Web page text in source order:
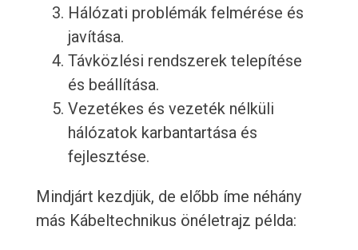
Hálózati problémák felmérése és
javítása.
Távközlési rendszerek telepítése
és beállítása.
Vezetékes és vezeték nélküli
hálózatok karbantartása és
fejlesztése.
Mindjárt kezdjük, de előbb íme néhány
más Kábeltechnikus önéletrajz példa: